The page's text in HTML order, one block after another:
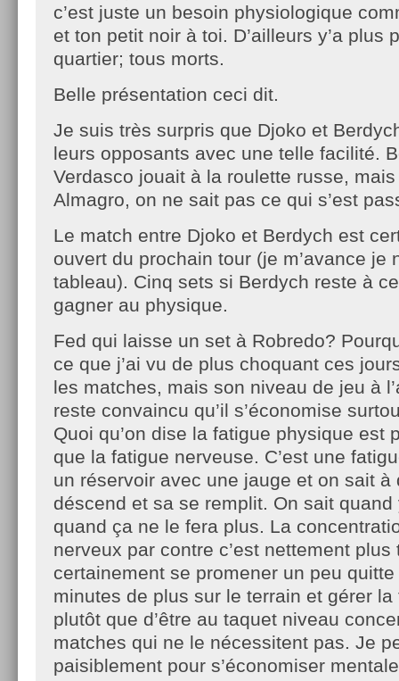
c’est juste un besoin physiologique
et ton petit noir à toi. D’ailleurs y’a plus
quartier; tous morts.
Belle présentation ceci dit.
Je suis très surpris que Djoko et
leurs opposants avec une telle facilité.
Verdasco jouait à la roulette russe,
Almagro, on ne sait pas ce qui s’est
Le match entre Djoko et Berdych est
ouvert du prochain tour (je m’avance je
tableau). Cinq sets si Berdych reste à
gagner au physique.
Fed qui laisse un set à Robredo?
ce que j’ai vu de plus choquant ces
les matches, mais son niveau de jeu à
reste convaincu qu’il s’économise
Quoi qu’on dise la fatigue physique est
que la fatigue nerveuse. C’est une
un réservoir avec une jauge et on sait à
déscend et sa se remplit. On sait quand
quand ça ne le fera plus. La
nerveux par contre c’est nettement plus
certainement se promener un peu
minutes de plus sur le terrain et gérer
plutôt que d’être au taquet niveau
matches qui ne le nécessitent pas. Je
paisiblement pour s’économiser